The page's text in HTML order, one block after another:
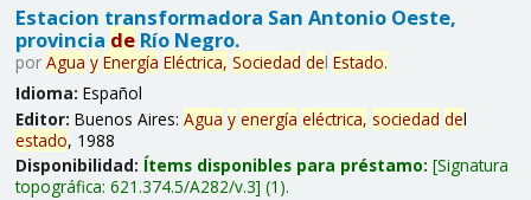
Estacion transformadora San Antonio Oeste,
provincia deRío Negro.
por Agua y Energía Eléctrica, Sociedad del Estado.
Idioma: Español
Editor: Buenos Aires: Agua y energía eléctrica, sociedad del
estado, 1988
Disponibilidad: Ítems disponibles para préstamo: Signatura
topográfica: 621.374.5/A282/v.3 (1).